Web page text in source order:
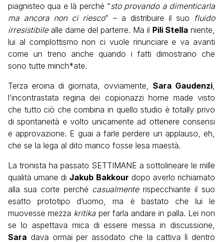
piagnisteo qua e là perché “sto provando a dimenticarla
ma ancora non ci riesco” – a distribuire il suo fluido
irresistibilealle dame del parterre. Ma il Pili Stella niente,
lui al complottismo non ci vuole rinunciare e va avanti
come un treno anche quando i fatti dimostrano che
sono tutte minch*ate.
Terza eroina di giornata, ovviamente, Sara Gaudenzi
l’incontrastata regina dei copionazzi home made visto
che tutto ciò che combina in quello studio è totally privo
di spontaneità e volto unicamente ad ottenere consensi
e approvazione. E guai a farle perdere un applauso, eh,
che se la lega al dito manco fosse lesa maestà.
La tronista ha passato SETTIMANE a sottolineare le mille
qualità umane di Jakub Bakkour dopo averlo richiamato
alla sua corte perché casualmenterispecchiante il suo
esatto prototipo d’uomo, ma è bastato che lui le
muovesse mezza kritika per farla andare in palla. Lei non
se lo aspettava mica di essere messa in discussione,
Sara dava ormai per assodato che la cattiva lì dentro